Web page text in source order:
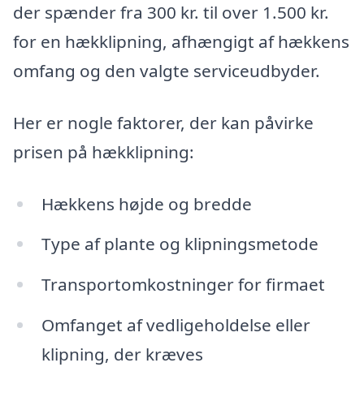
der spænder fra 300 kr. til over 1.500 kr.
for en hækklipning, afhængigt af hækkens
omfang og den valgte serviceudbyder.
Her er nogle faktorer, der kan påvirke
prisen på hækklipning:
Hækkens højde og bredde
Type af plante og klipningsmetode
Transportomkostninger for firmaet
Omfanget af vedligeholdelse eller
klipning, der kræves